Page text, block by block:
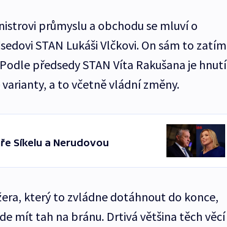
průmyslu a obchodu se mluví o
STAN Lukáši Vlčkovi. On sám to zatím
předsedy STAN Víta Rakušana je hnutí
a to včetně vládní změny.
Síkelu a Nerudovou
který to zvládne dotáhnout do konce,
mít tah na bránu. Drtivá většina těch věcí